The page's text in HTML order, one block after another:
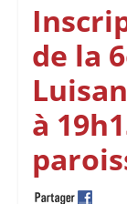
de la
à